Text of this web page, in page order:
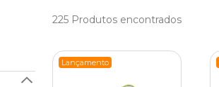
225 Produtos encontrados
Lançamento